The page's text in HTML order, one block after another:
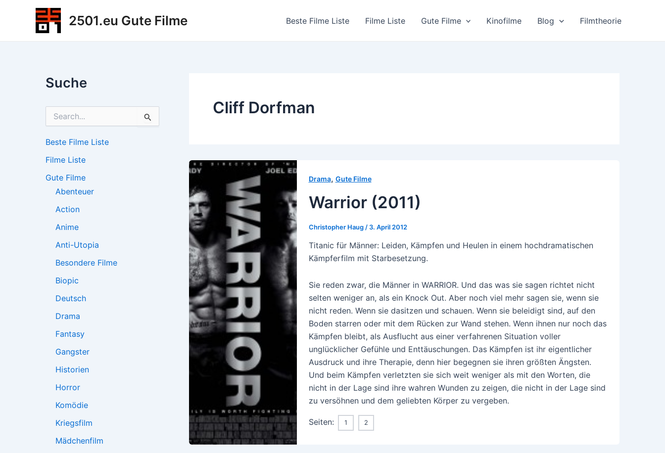
2501.eu Gute Filme Beste Filme Liste Filme Liste Gute Filme Kinofilme Blog Filmtheorie
Suche
h
n
a
Beste Filme Liste
Filme Liste
Gute Filme
Abenteuer
Action
Anime
Anti-Utopia
Besondere Filme
Biopic
Deutsch
Drama
Fantasy
Gangster
Historien
Horror
Komödie
Kriegsfilm
Mädchenfilm
Cliff Dorfman
Drama, Gute Filme
Warrior (2011)
Christopher Haug / 3. April 2012
Titanic für Männer: Leiden, Kämpfen und Heulen in einem hochdramatischen
Kämpferfilm mit Starbesetzung.
Sie reden zwar, die Männer in WARRIOR. Und das was sie sagen richtet nicht
selten weniger an, als ein Knock Out. Aber noch viel mehr sagen sie, wenn sie
nicht reden. Wenn sie dasitzen und schauen. Wenn sie beleidigt sind, auf den
Boden starren oder mit dem Rücken zur Wand stehen. Wenn ihnen nur noch das
Kämpfen bleibt, als Ausflucht aus einer verfahrenen Situation voller
unglücklicher Gefühle und Enttäuschungen. Das Kämpfen ist ihr eigentlicher
Ausdruck und ihre Therapie, denn hier begegnen sie ihren größten Ängsten.
Und beim Kämpfen verletzten sie sich weit weniger als mit den Worten, die
nicht in der Lage sind ihre wahren Wunden zu zeigen, die nicht in der Lage sind
zu versöhnen und dem geliebten Körper zu vergeben.
Seiten: 1 2